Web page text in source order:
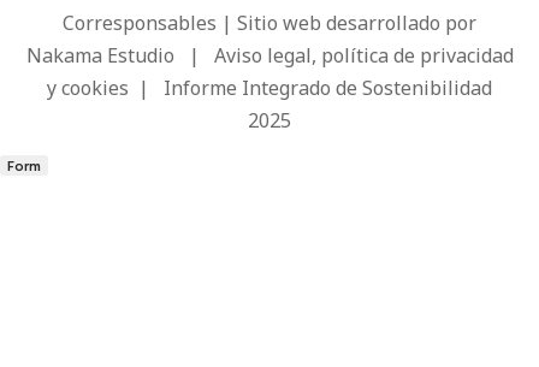
Corresponsables | Sitio web desarrollado por
Nakama Estudio | Aviso legal, política de privacidad
y cookies | Informe Integrado de Sostenibilidad
2025
Form